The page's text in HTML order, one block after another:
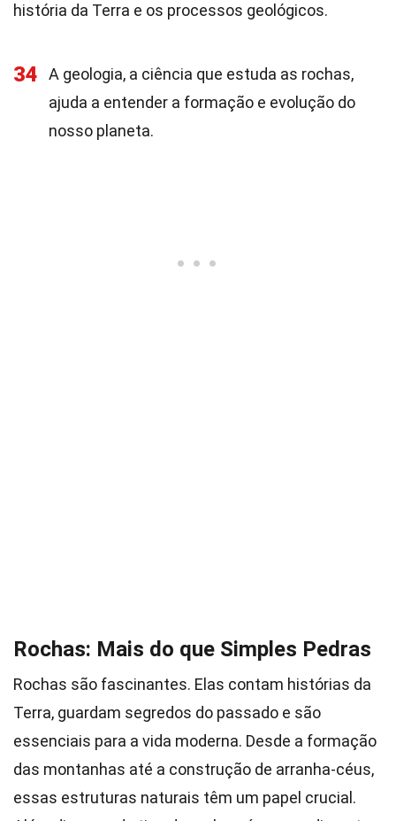
história da Terra e os processos geológicos.
34
A geologia, a ciência que estuda as rochas,
ajuda a entender a formação e evolução do
nosso planeta.
Rochas: Mais do que Simples Pedras
Rochas são fascinantes. Elas contam histórias da
Terra, guardam segredos do passado e são
essenciais para a vida moderna. Desde a formação
das montanhas até a construção de arranha-céus,
essas estruturas naturais têm um papel crucial.